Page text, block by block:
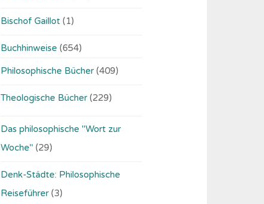
Bischof Gaillot (1)
Buchhinweise (654)
Philosophische Bücher (409)
Theologische Bücher (229)
Das philosophische "Wort zur
Woche" (29)
Denk-Städte: Philosophische
Reiseführer (3)